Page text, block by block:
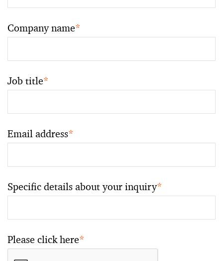
Company name*
Job title*
Email address*
Specific details about your inquiry*
Please click here*